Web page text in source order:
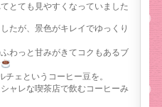
とても見やすくなっていました
たが、景色がキレイでゆっくり
わっと甘みがきてコクもあるブ
ェというコーヒー豆を。
ャレな喫茶店で飲むコーヒーみ